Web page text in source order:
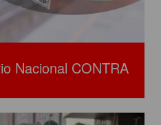
Nacional CONTRA